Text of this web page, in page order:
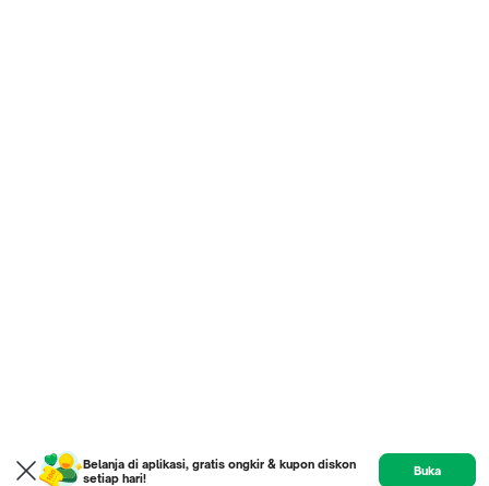
Belanja di aplikasi, gratis ongkir & kupon diskon
setiap hari!
Buka